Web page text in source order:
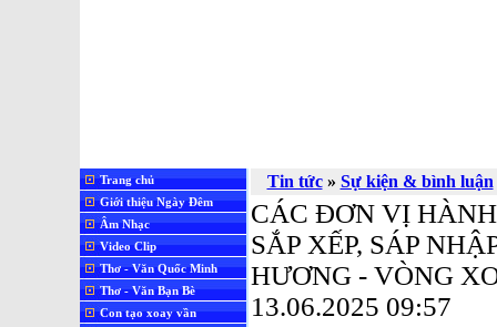
Trang chủ
Giới thiệu Ngày Đêm
Âm Nhạc
Video Clip
Thơ - Văn Quốc Minh
Thơ - Văn Bạn Bè
Con tạo xoay vần
Tin tức» Sự kiện & bình luận
CÁC ĐƠN VỊ
SẮP XẾP, SÁP
HƯƠNG - VÒNG
13.06.2025 09:57